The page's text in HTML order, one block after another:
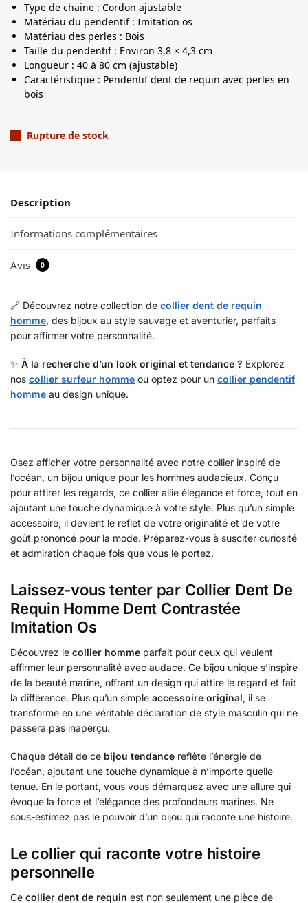
Type de chaine : Cordon ajustable
Matériau du pendentif : Imitation os
Matériau des perles : Bois
Taille du pendentif : Environ 3,8 × 4,3 cm
Longueur : 40 à 80 cm (ajustable)
Caractéristique : Pendentif dent de requin avec perles en
bois
Rupture de stock
Description
Informations complémentaires
Avis 0
🔗 Découvrez notre collection de collier dent de requin
homme, des bijoux au style sauvage et aventurier, parfaits
pour affirmer votre personnalité.
✨ À la recherche d’un look original et tendance ? Explorez
nos collier surfeur homme ou optez pour un collier pendentif
homme au design unique.
Osez afficher votre personnalité avec notre collier inspiré de
l’océan, un bijou unique pour les hommes audacieux. Conçu
pour attirer les regards, ce collier allie élégance et force, tout en
ajoutant une touche dynamique à votre style. Plus qu’un simple
accessoire, il devient le reflet de votre originalité et de votre
goût prononcé pour la mode. Préparez-vous à susciter curiosité
et admiration chaque fois que vous le portez.
Laissez-vous tenter par Collier Dent De
Requin Homme Dent Contrastée
Imitation Os
Découvrez le collier homme parfait pour ceux qui veulent
affirmer leur personnalité avec audace. Ce bijou unique s’inspire
de la beauté marine, offrant un design qui attire le regard et fait
la différence. Plus qu’un simple accessoire original, il se
transforme en une véritable déclaration de style masculin qui ne
passera pas inaperçu.
Chaque détail de ce bijou tendance reflète l’énergie de
l’océan, ajoutant une touche dynamique à n’importe quelle
tenue. En le portant, vous vous démarquez avec une allure qui
évoque la force et l’élégance des profondeurs marines. Ne
sous-estimez pas le pouvoir d’un bijou qui raconte une histoire.
Le collier qui raconte votre histoire
personnelle
Ce collier dent de requin est non seulement une pièce de